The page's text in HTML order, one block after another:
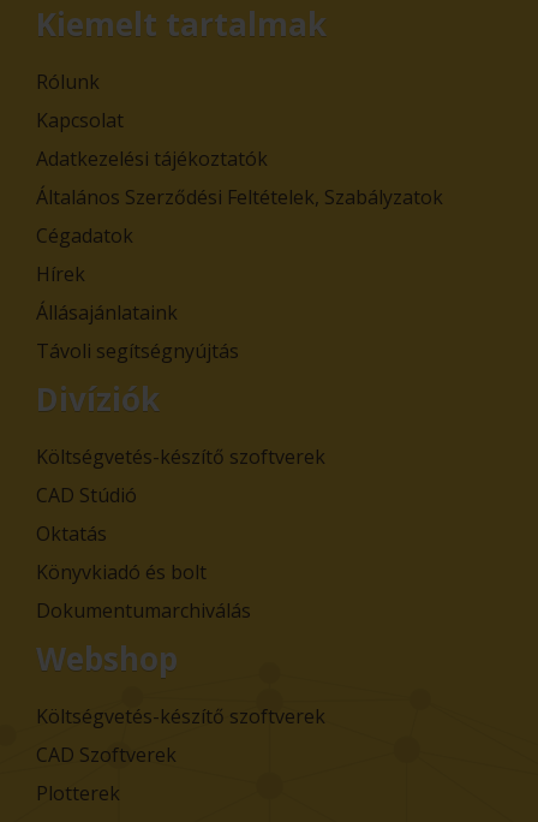
Kiemelt tartalmak
Rólunk
Kapcsolat
Adatkezelési tájékoztatók
Általános Szerződési Feltételek, Szabályzatok
Cégadatok
Hírek
Állásajánlataink
Távoli segítségnyújtás
Divíziók
Költségvetés-készítő szoftverek
CAD Stúdió
Oktatás
Könyvkiadó és bolt
Dokumentumarchiválás
Webshop
Költségvetés-készítő szoftverek
CAD Szoftverek
Plotterek